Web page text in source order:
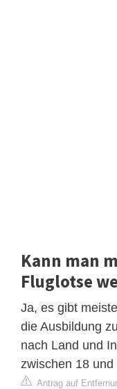
Kann man
Fluglotse
Ja, es gibt
die Ausbildung
nach Land und
zwischen 18
Antrag auf